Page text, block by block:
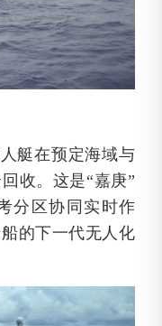
艇在预定海域与
收。这是“嘉庚”
分区协同实时作
的下一代无人化